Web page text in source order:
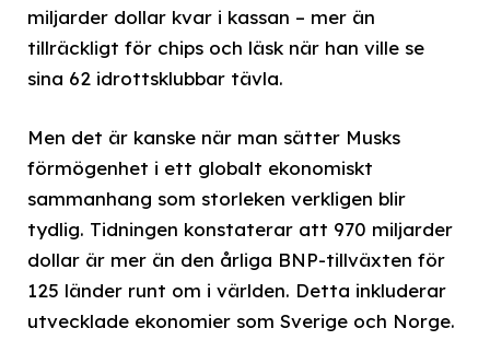
miljarder dollar kvar i kassan – mer än
tillräckligt för chips och läsk när han ville se
sina 62 idrottsklubbar tävla.
Men det är kanske när man sätter Musks
förmögenhet i ett globalt ekonomiskt
sammanhang som storleken verkligen blir
tydlig. Tidningen konstaterar att 970 miljarder
dollar är mer än den årliga BNP-tillväxten för
125 länder runt om i världen. Detta inkluderar
utvecklade ekonomier som Sverige och Norge.